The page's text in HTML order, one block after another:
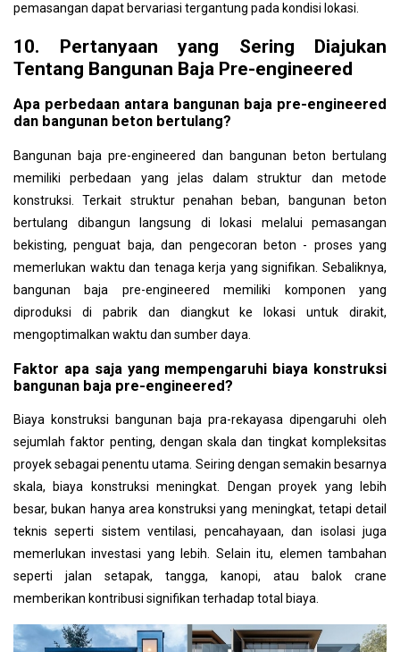
pemasangan dapat bervariasi tergantung pada kondisi lokasi.
10. Pertanyaan yang Sering Diajukan
Tentang Bangunan Baja Pre-engineered
Apa perbedaan antara bangunan baja pre-engineered
dan bangunan beton bertulang?
Bangunan baja pre-engineered dan bangunan beton bertulang
memiliki perbedaan yang jelas dalam struktur dan metode
konstruksi. Terkait struktur penahan beban, bangunan beton
bertulang dibangun langsung di lokasi melalui pemasangan
bekisting, penguat baja, dan pengecoran beton - proses yang
memerlukan waktu dan tenaga kerja yang signifikan. Sebaliknya,
bangunan baja pre-engineered memiliki komponen yang
diproduksi di pabrik dan diangkut ke lokasi untuk dirakit,
mengoptimalkan waktu dan sumber daya.
Faktor apa saja yang mempengaruhi biaya konstruksi
bangunan baja pre-engineered?
Biaya konstruksi bangunan baja pra-rekayasa dipengaruhi oleh
sejumlah faktor penting, dengan skala dan tingkat kompleksitas
proyek sebagai penentu utama. Seiring dengan semakin besarnya
skala, biaya konstruksi meningkat. Dengan proyek yang lebih
besar, bukan hanya area konstruksi yang meningkat, tetapi detail
teknis seperti sistem ventilasi, pencahayaan, dan isolasi juga
memerlukan investasi yang lebih. Selain itu, elemen tambahan
seperti jalan setapak, tangga, kanopi, atau balok crane
memberikan kontribusi signifikan terhadap total biaya.